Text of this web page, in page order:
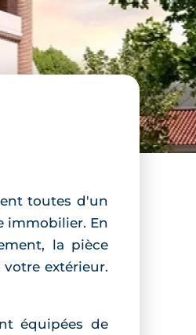
toutes d'un
immobilier. En
la pièce
extérieur.
équipées de